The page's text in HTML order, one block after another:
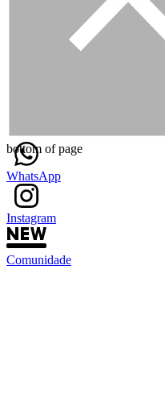
WhatsApp
Instagram
Comunidade
bottom of page